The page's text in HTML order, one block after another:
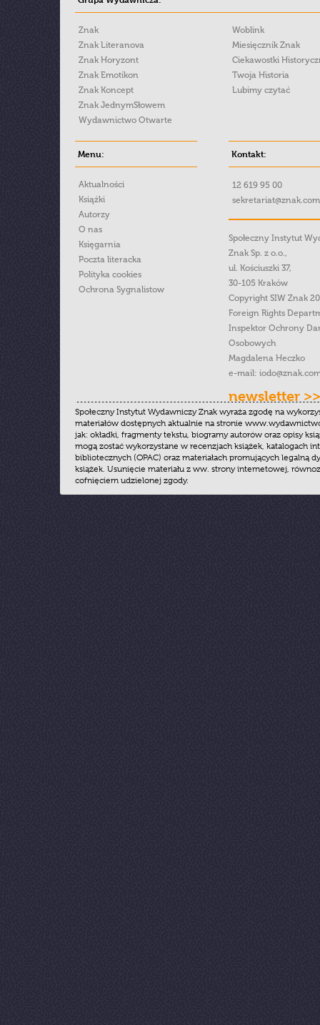
Znak
Znak Literanova
Znak Horyzont
Znak Emotikon
Znak Koncept
Znak JednymSłowem
Wydawnictwo Otwarte
Woblink
Miesięcznik Znak
Ciekawostki
Twoja Historia
Lubimy czytać
Menu:
Aktualności
Książki
Autorzy
O nas
Księgarnia
Poczta literacka
Polityka cookies
Ochrona Sygnalistow
Kontakt:
12 619 95 00
Społeczny Instytut
Znak Sp. z o.o.,
ul. Kościuszki 37,
30-105 Kraków
Copyright SIW Znak
Foreign Rights
Inspektor Ochrony
Osobowych
Magdalena Heczko
e-mail:
newsletter >>
Społeczny Instytut Wydawniczy Znak wyraża zgodę na
materiałów dostępnych aktualnie na stronie
jak: okładki, fragmenty tekstu, biogramy autorów oraz opisy
mogą zostać wykorzystane w recenzjach książek, katalogach
bibliotecznych (OPAC) oraz materiałach promujących legalną
książek. Usunięcie materiału z ww. strony internetowej,
cofnięciem udzielonej zgody.